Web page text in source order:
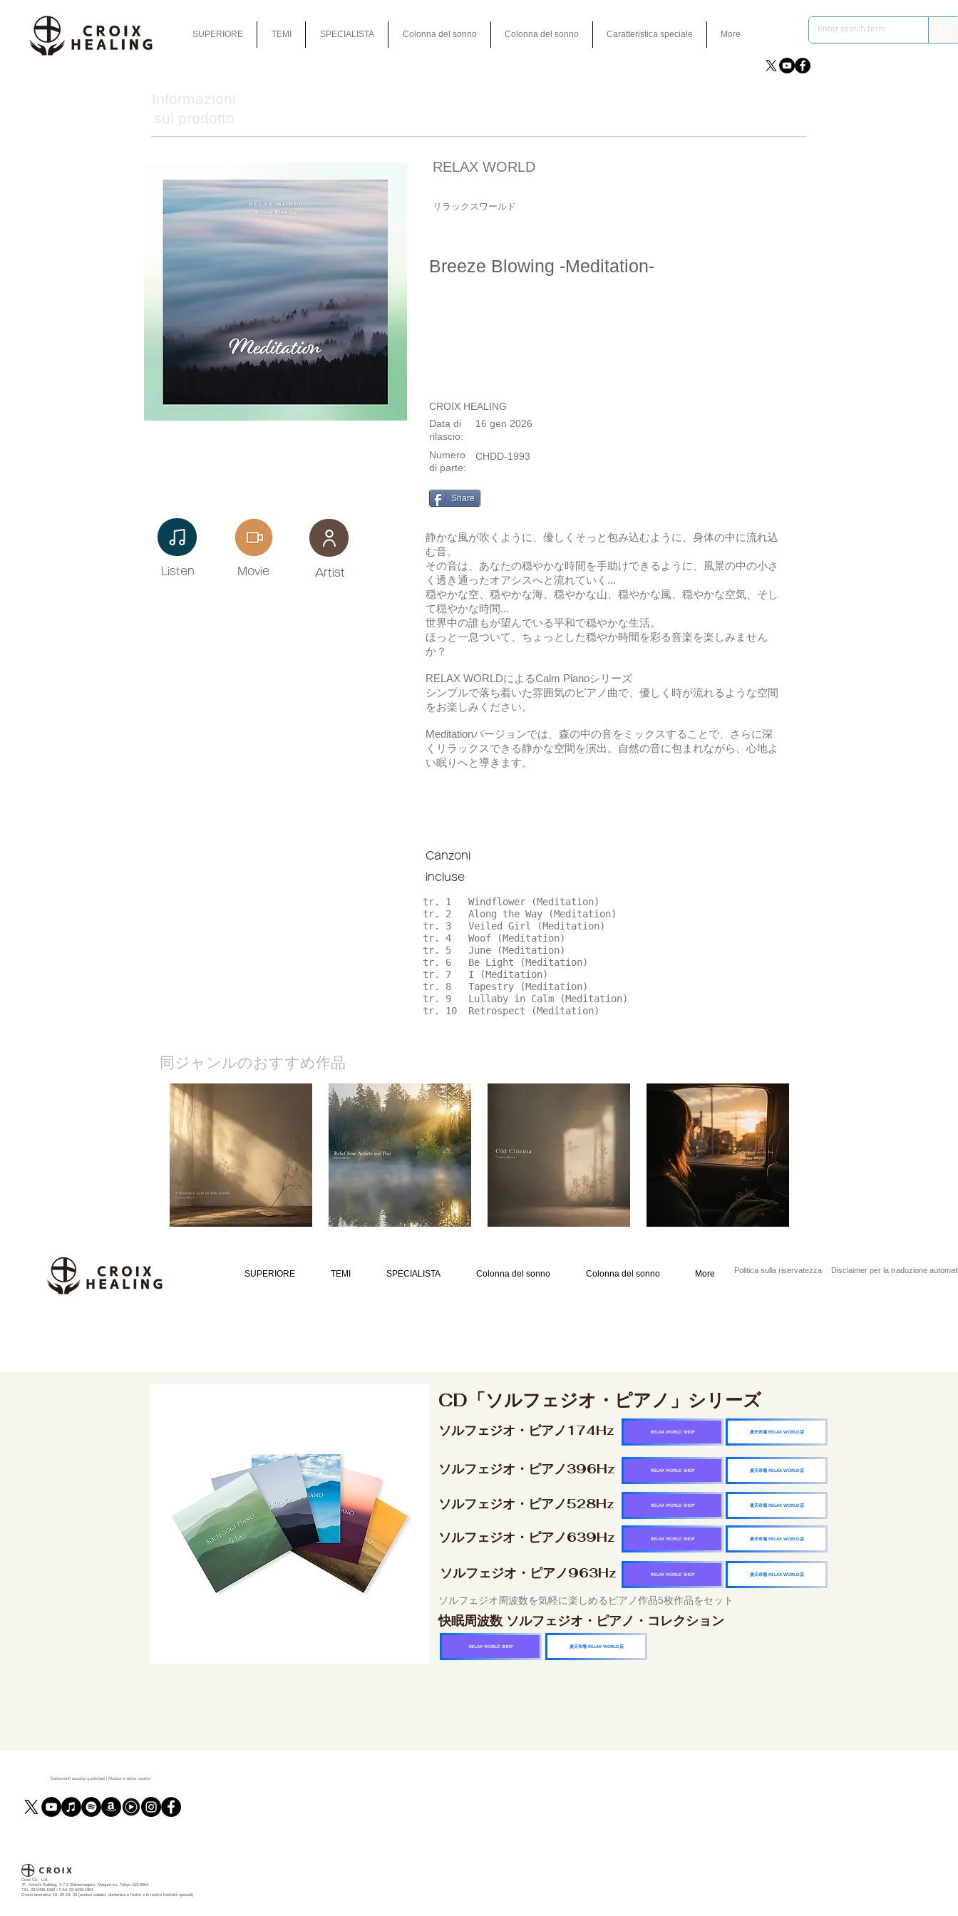
SUPERIORE TEMI SPECIALISTA Colonna del sonno Colonna del sonno Caratteristica speciale More
Informazioni
sul prodotto
Listen​ Movie ​Artist
RELAX WORLD
リラックスワールド
Breeze Blowing -Meditation-
CROIX HEALING
16 gen 2026
Data di
rilascio:
Numero
di parte:
CHDD-1993
Share
静かな風が吹くように、優しくそっと包み込むように、身体の中に流れ込
む音。
その音は、あなたの穏やかな時間を手助けできるように、風景の中の小さ
く透き通ったオアシスへと流れていく...
穏やかな空、穏やかな海、穏やかな山、穏やかな風、穏やかな空気、そし
て穏やかな時間...
世界中の誰もが望んでいる平和で穏やかな生活。
ほっと一息ついて、ちょっとした穏やか時間を彩る音楽を楽しみません
か？
RELAX WORLDによるCalm Pianoシリーズ
シンプルで落ち着いた雰囲気のピアノ曲で、優しく時が流れるような空間
をお楽しみください。
Meditationバージョンでは、森の中の音をミックスすることで、さらに深
くリラックスできる静かな空間を演出。自然の音に包まれながら、心地よ
い眠りへと導きます。
Canzoni
incluse
tr. 1 Windflower (Meditation)
tr. 2 Along the Way (Meditation)
tr. 3 Veiled Girl (Meditation)
tr. 4 Woof (Meditation)
tr. 5 June (Meditation)
tr. 6 Be Light (Meditation)
tr. 7 I (Meditation)
tr. 8 Tapestry (Meditation)
tr. 9 Lullaby in Calm (Meditation)
tr. 10 Retrospect (Meditation)
​同ジャンルのおすすめ作品
SUPERIORE TEMI SPECIALISTA Colonna del sonno Colonna del sonno More Politica sulla riservatezza Disclaimer per la traduzione
CD「ソルフェジオ・ピアノ」シリーズ
ソルフェジオ・ピアノ174Hz 楽天市場 RELAX WORLD店
RELAX WORLD SHOP
ソルフェジオ・ピアノ396Hz 楽天市場 RELAX WORLD店
RELAX WORLD SHOP
ソルフェジオ・ピアノ528Hz 楽天市場 RELAX WORLD店
RELAX WORLD SHOP
ソルフェジオ・ピアノ639Hz 楽天市場 RELAX WORLD店
RELAX WORLD SHOP
ソルフェジオ・ピアノ963Hz 楽天市場 RELAX WORLD店
RELAX WORLD SHOP
ソルフェジオ周波数を気軽に楽しめるピアノ作品5枚作品をセット
快眠周波数 ソルフェジオ・ピアノ・コレクション
RELAX WORLD SHOP 楽天市場 RELAX WORLD店
Trattamenti acustici quotidiani | Musica e video curativi
Croix Co., Ltd.
7F, Konishi Building, 3-7-2 Shimomeguro, Meguro-ku, Tokyo 153-0064
TEL 03-5436-1960 / FAX 03-5436-1961
Orario lavorativo 10: 00-19: 00 (esclusi sabato, domenica e festivi e le nostre festività speciali)